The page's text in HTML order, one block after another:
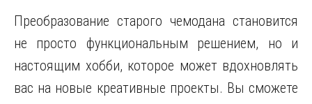
Преобразование старого чемодана становится
не просто функциональным решением, но и
настоящим хобби, которое может вдохновлять
вас на новые креативные проекты. Вы сможете